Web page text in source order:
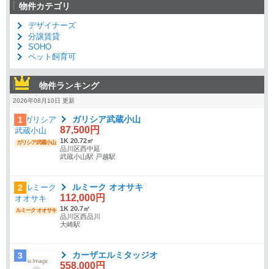
物件カテゴリ
デザイナーズ
分譲賃貸
SOHO
ペット飼育可
物件ランキング
2026年08月10日 更新
1
ガリシア武蔵小山
ガリシア武蔵小山
87,500円
1K 20.72㎡
品川区西中延
武蔵小山駅 戸越駅
2
ルミーク オオサキ
ルミーク オオサキ
112,000円
1K 20.7㎡
品川区西品川
大崎駅
3 カーザエルミタッジオ
558,000円